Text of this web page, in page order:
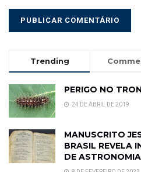
Trending
PERIGO NO
24 DE ABRIL DE 2019
MANUSCRITO
BRASIL REVELA
DE ASTRONOMIA